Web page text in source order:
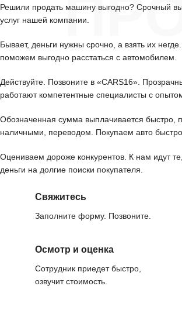
Решили продать машину выгодно? Срочный
услуг нашей компании.
Бывает, деньги нужны срочно, а взять их
поможем выгодно расстаться с автомобилем.
Действуйте. Позвоните в «CARS16».
работают компетентные специалисты с
Обозначенная сумма выплачивается
наличными, переводом. Покупаем авто
Оцениваем дороже конкурентов. К нам идут
деньги на долгие поиски покупателя.
Свяжитесь
Заполните форму. Позвоните.
Осмотр и оценка
Сотрудник приедет быстро,
озвучит стоимость.